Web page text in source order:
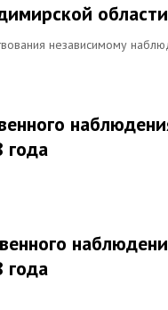
области
независимому
года
года